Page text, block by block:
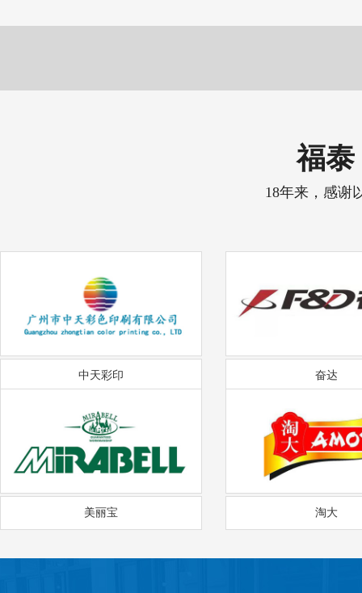
福泰
18年来，感谢
中天彩印 奋达
美丽宝 淘大